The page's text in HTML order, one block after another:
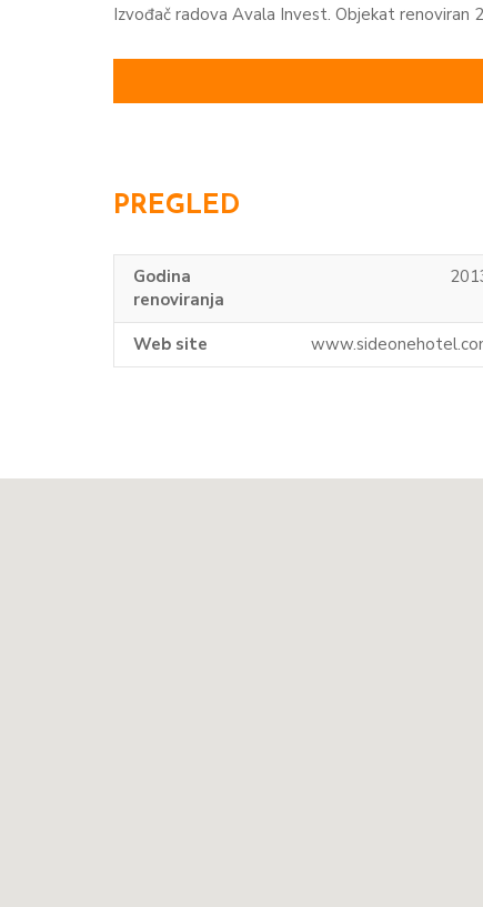
Izvođač radova Avala Invest. Objekat renoviran
PREGLED
Godina
renoviranja
Web site